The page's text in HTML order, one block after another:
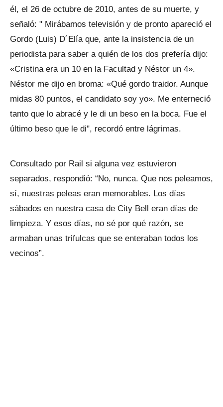
él, el 26 de octubre de 2010, antes de su muerte, y
señaló: " Mirábamos televisión y de pronto apareció el
Gordo (Luis) D´Elía que, ante la insistencia de un
periodista para saber a quién de los dos prefería dijo:
«Cristina era un 10 en la Facultad y Néstor un 4».
Néstor me dijo en broma: «Qué gordo traidor. Aunque
midas 80 puntos, el candidato soy yo». Me enterneció
tanto que lo abracé y le di un beso en la boca. Fue el
último beso que le di", recordó entre lágrimas.
Consultado por Rail si alguna vez estuvieron
separados, respondió: “No, nunca. Que nos peleamos,
sí, nuestras peleas eran memorables. Los días
sábados en nuestra casa de City Bell eran días de
limpieza. Y esos días, no sé por qué razón, se
armaban unas trifulcas que se enteraban todos los
vecinos”.